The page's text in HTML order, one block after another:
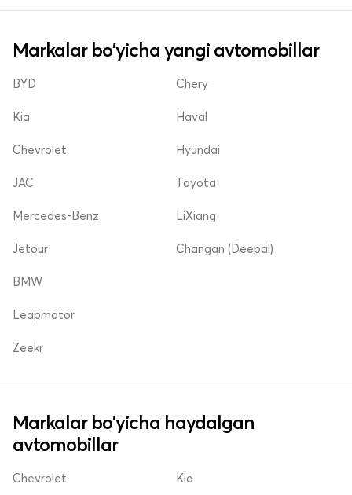
Markalar bo'yicha yangi avtomobillar
BYD
Kia
Chevrolet
Chery
Haval
Hyundai
JAC
Mercedes-Benz
Jetour
Toyota
LiXiang
Changan (Deepal)
BMW
Leapmotor
Zeekr
Markalar bo'yicha haydalgan
avtomobillar
Chevrolet Kia